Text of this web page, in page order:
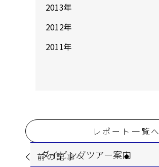
2013年
2012年
2011年
前の記事へ
レポート一覧へ
ダイビングツアー案内